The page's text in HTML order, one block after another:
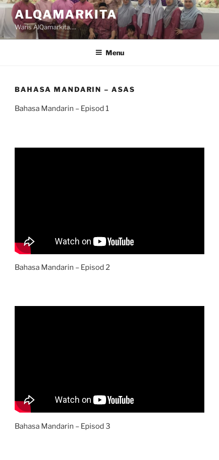
Skip
to
content
ALQAMARKITA
Waris AlQamarkita….
Menu
BAHASA MANDARIN – ASAS
Bahasa Mandarin – Episod 1
Bahasa Mandarin – Episod 2
Bahasa Mandarin – Episod 3